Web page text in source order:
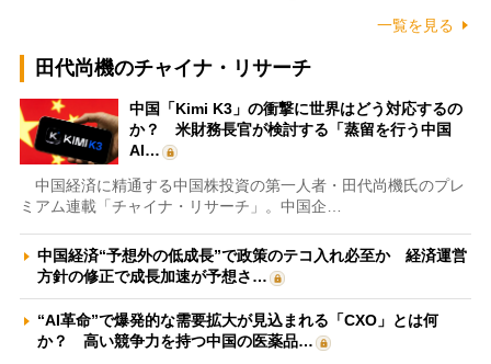
一覧を見る
田代尚機のチャイナ・リサーチ
中国「Kimi K3」の衝撃に世界はどう対応するの
か？ 米財務長官が検討する「蒸留を行う中国
AI…
中国経済に精通する中国株投資の第一人者・田代尚機氏のプレ
ミアム連載「チャイナ・リサーチ」。中国企…
中国経済“予想外の低成長”で政策のテコ入れ必至か 経済運営
方針の修正で成長加速が予想さ…
“AI革命”で爆発的な需要拡大が見込まれる「CXO」とは何
か？ 高い競争力を持つ中国の医薬品…